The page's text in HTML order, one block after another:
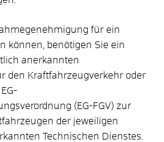
für ein
können, benötigen Sie ein
anerkannten
den Kraftfahrzeugverkehr oder
(EG-FGV) zur
der jeweiligen
Technischen Dienstes.